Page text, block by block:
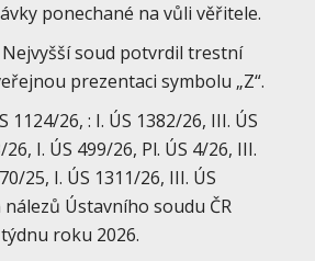
ponechané na vůli věřitele.
Nejvyšší soud potvrdil trestní
prezentaci symbolu „Z“.
1124/26, : I. ÚS 1382/26, III. ÚS
I. ÚS 499/26, Pl. ÚS 4/26, III.
25, I. ÚS 1311/26, III. ÚS
Ústavního soudu ČR
roku 2026.